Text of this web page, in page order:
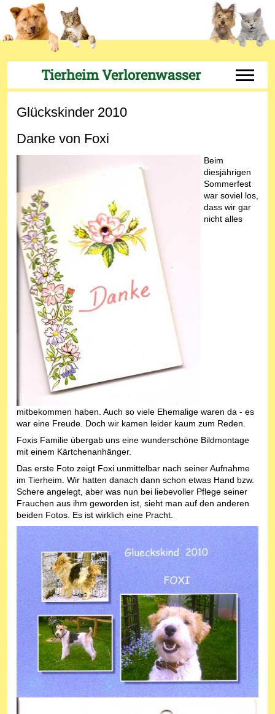
Tierheim Verlorenwasser Off-
Glückskinder 2010
Danke von Foxi
Beim
diesjährigen
Sommerfest
war soviel los,
dass wir gar
nicht alles
mitbekommen haben. Auch so viele Ehemalige waren da - es
war eine Freude. Doch wir kamen leider kaum zum Reden.
Foxis Familie übergab uns eine wunderschöne Bildmontage
mit einem Kärtchenanhänger.
Das erste Foto zeigt Foxi unmittelbar nach seiner Aufnahme
im Tierheim. Wir hatten danach dann schon etwas Hand bzw.
Schere angelegt, aber was nun bei liebevoller Pflege seiner
Frauchen aus ihm geworden ist, sieht man auf den anderen
beiden Fotos. Es ist wirklich eine Pracht.